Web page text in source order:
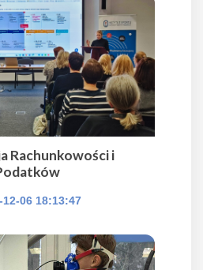
Rachunkowości i
12-06 18:13:47